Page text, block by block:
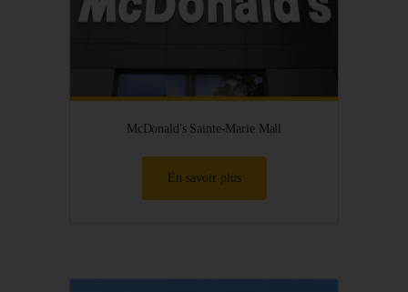
McDonald's Sainte-Marie Mall
En savoir plus